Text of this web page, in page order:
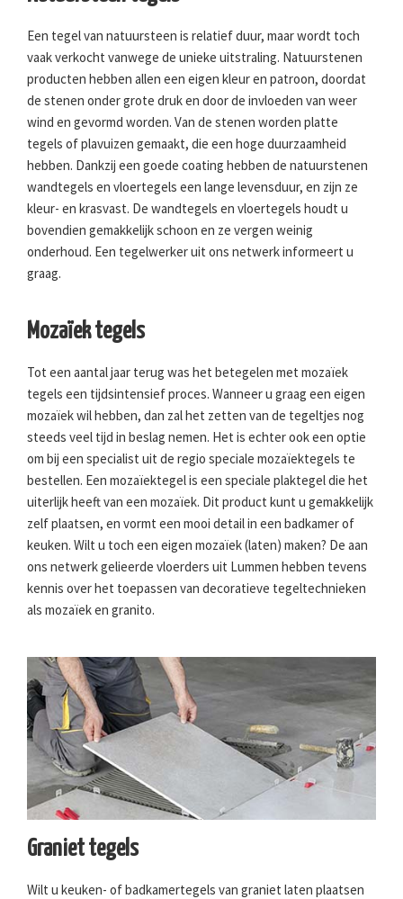
Een tegel van natuursteen is relatief duur, maar wordt toch
vaak verkocht vanwege de unieke uitstraling. Natuurstenen
producten hebben allen een eigen kleur en patroon, doordat
de stenen onder grote druk en door de invloeden van weer
wind en gevormd worden. Van de stenen worden platte
tegels of plavuizen gemaakt, die een hoge duurzaamheid
hebben. Dankzij een goede coating hebben de natuurstenen
wandtegels en vloertegels een lange levensduur, en zijn ze
kleur- en krasvast. De wandtegels en vloertegels houdt u
bovendien gemakkelijk schoon en ze vergen weinig
onderhoud. Een tegelwerker uit ons netwerk informeert u
graag.
Mozaïek tegels
Tot een aantal jaar terug was het betegelen met mozaïek
tegels een tijdsintensief proces. Wanneer u graag een eigen
mozaïek wil hebben, dan zal het zetten van de tegeltjes nog
steeds veel tijd in beslag nemen. Het is echter ook een optie
om bij een specialist uit de regio speciale mozaïektegels te
bestellen. Een mozaïektegel is een speciale plaktegel die het
uiterlijk heeft van een mozaïek. Dit product kunt u gemakkelijk
zelf plaatsen, en vormt een mooi detail in een badkamer of
keuken. Wilt u toch een eigen mozaïek (laten) maken? De aan
ons netwerk gelieerde vloerders uit Lummen hebben tevens
kennis over het toepassen van decoratieve tegeltechnieken
als mozaïek en granito.
Graniet tegels
Wilt u keuken- of badkamertegels van graniet laten plaatsen